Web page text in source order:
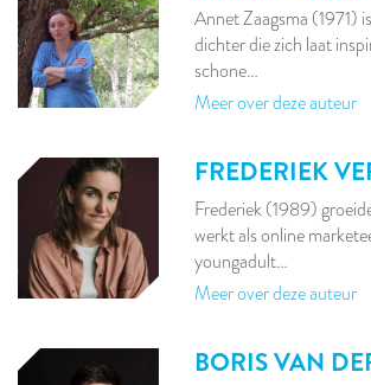
Annet Zaagsma (1971)
dichter die zich laat
schone…
Meer over deze auteur
FREDERIEK
Frederiek (1989)
werkt als online
youngadult…
Meer over deze auteur
BORIS VAN